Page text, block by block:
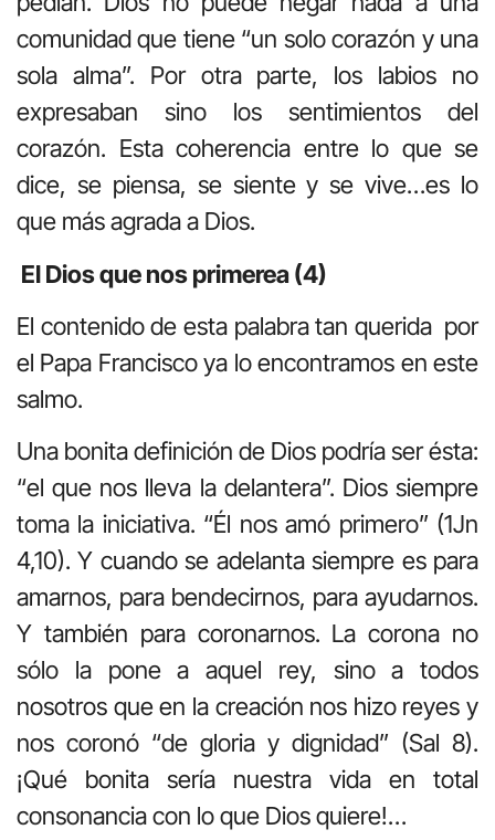
comunidad que tiene “un solo corazón y una
sola alma”. Por otra parte, los labios no
expresaban sino los sentimientos del
corazón. Esta coherencia entre lo que se
dice, se piensa, se siente y se vive…es lo
que más agrada a Dios.
El Dios que nos primerea (4)
El contenido de esta palabra tan querida por
el Papa Francisco ya lo encontramos en este
salmo.
Una bonita definición de Dios podría ser ésta:
“el que nos lleva la delantera”. Dios siempre
toma la iniciativa. “Él nos amó primero” (1Jn
4,10). Y cuando se adelanta siempre es para
amarnos, para bendecirnos, para ayudarnos.
Y también para coronarnos. La corona no
sólo la pone a aquel rey, sino a todos
nosotros que en la creación nos hizo reyes y
nos coronó “de gloria y dignidad” (Sal 8).
¡Qué bonita sería nuestra vida en total
consonancia con lo que Dios quiere!…